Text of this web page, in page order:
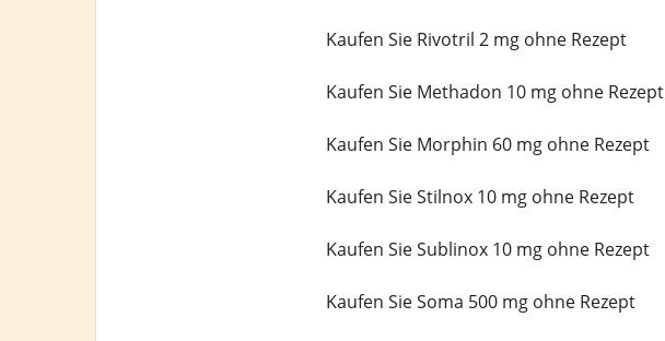
Kaufen Sie Rivotril 2 mg ohne Rezept
Kaufen Sie Methadon 10 mg ohne Rezept
Kaufen Sie Morphin 60 mg ohne Rezept
Kaufen Sie Stilnox 10 mg ohne Rezept
Kaufen Sie Sublinox 10 mg ohne Rezept
Kaufen Sie Soma 500 mg ohne Rezept